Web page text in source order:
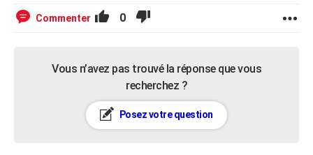
Commenter 0
Vous n’avez pas trouvé la réponse que vous
recherchez ?
Posez votre question